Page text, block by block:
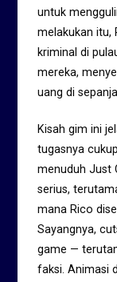
untuk
melakukan itu,
kriminal di
mereka,
uang di
Kisah gim ini
tugasnya
menuduh Just
serius,
mana Rico
Sayangnya,
game —
faksi. Animasi